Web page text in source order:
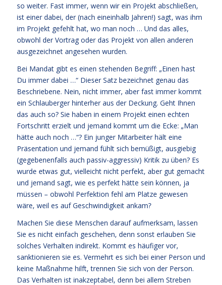
so weiter. Fast immer, wenn wir ein Projekt abschließen,
ist einer dabei, der (nach eineinhalb Jahren!) sagt, was ihm
im Projekt gefehlt hat, wo man noch … Und das alles,
obwohl der Vortrag oder das Projekt von allen anderen
ausgezeichnet angesehen wurden.
Bei Mandat gibt es einen stehenden Begriff: „Einen hast
Du immer dabei …“ Dieser Satz bezeichnet genau das
Beschriebene. Nein, nicht immer, aber fast immer kommt
ein Schlauberger hinterher aus der Deckung. Geht Ihnen
das auch so? Sie haben in einem Projekt einen echten
Fortschritt erzielt und jemand kommt um die Ecke: „Man
hätte auch noch …“? Ein junger Mitarbeiter hält eine
Präsentation und jemand fühlt sich bemüßigt, ausgiebig
(gegebenenfalls auch passiv-aggressiv) Kritik zu üben? Es
wurde etwas gut, vielleicht nicht perfekt, aber gut gemacht
und jemand sagt, wie es perfekt hätte sein können, ja
müssen – obwohl Perfektion fehl am Platze gewesen
wäre, weil es auf Geschwindigkeit ankam?
Machen Sie diese Menschen darauf aufmerksam, lassen
Sie es nicht einfach geschehen, denn sonst erlauben Sie
solches Verhalten indirekt. Kommt es häufiger vor,
sanktionieren sie es. Vermehrt es sich bei einer Person und
keine Maßnahme hilft, trennen Sie sich von der Person.
Das Verhalten ist inakzeptabel, denn bei allem Streben